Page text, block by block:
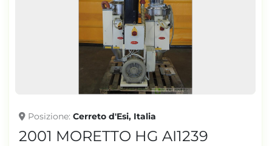
Posizione Cerreto d'Esi, Italia
2001 MORETTO HG AI1239